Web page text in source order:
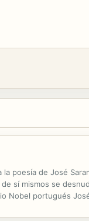
la poesía de José
sí mismos se
Nobel portugués